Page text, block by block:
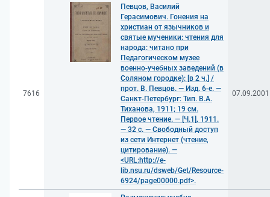
7616
Певцов, Василий
Герасимович. Гонения на
христиан от язычников и
святые мученики: чтения для
народа: читано при
Педагогическом музее
военно-учебных заведений (в
Соляном городке): [в 2 ч.] /
прот. В. Певцов. — Изд. 6-е. —
Санкт-Петербург: Тип. В.А.
Тиханова, 1911; 19 см.
Первое чтение. — [Ч.1], 1911.
— 32 с. — Свободный доступ
из сети Интернет (чтение,
цитирование). —
<URL:http://e-
lib.nsu.ru/dsweb/Get/Resource-
6924/page00000.pdf>.
07.09.2001